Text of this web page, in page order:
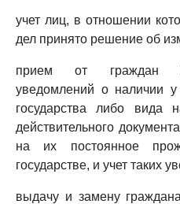
учет лиц, в отношении
дел принято решение об
прием от граждан
уведомлений о наличии у
государства либо вида
действительного
на их постоянное
государстве, и учет таких
выдачу и замену